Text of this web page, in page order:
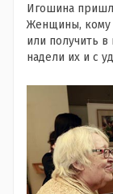
Игошина
Женщины, кому
или получить
надели их и с